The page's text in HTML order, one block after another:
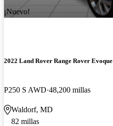
¡Nuevo!
2022 Land Rover Range Rover Evoque
P250 S AWD 48,200 millas
Waldorf, MD
82 millas